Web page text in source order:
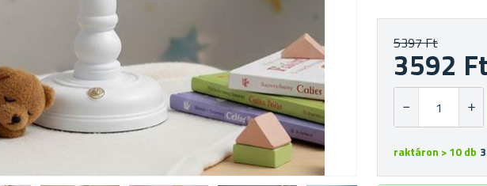
5397 Ft
3592 Ft
raktáron > 10 db